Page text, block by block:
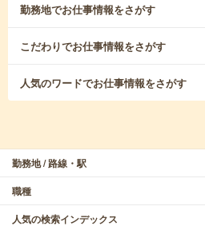
勤務地でお仕事情報をさがす
こだわりでお仕事情報をさがす
人気のワードでお仕事情報をさがす
勤務地 / 路線・駅
職種
人気の検索インデックス